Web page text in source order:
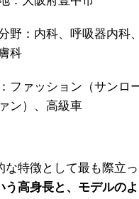
野：内科、呼吸器内科
科
ファッション（サンロ
ン）、高級車
な特徴として最も際立っ
う高身長と、モデルの